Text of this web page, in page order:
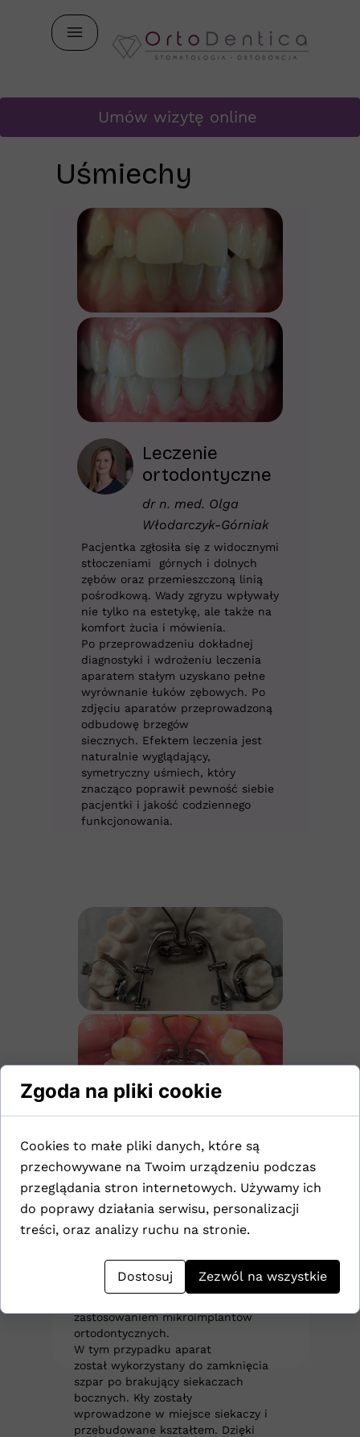
Umów wizytę online
ortodontyczne
hipodoncja
siekaczy bocznych
dr Aleksandra Świechowska
Aparat Beneslider łączy w sobie
zastosowaniem mikroimplantów
ortodontycznych.
W tym przypadku aparat
został wykorzystany do zamknięcia
szpar po brakujący siekaczach
bocznych. Kły zostały
wprowadzone w miejsce siekaczy i
przebudowane kształtem. Dzięki
Leczenie
ortodontyczne
dr n. med. Olga
Włodarczyk-Górniak
Pacjentka zgłosiła się z widocznymi
stłoczeniami górnych i dolnych
zębów oraz przemieszczoną linią
pośrodkową. Wady zgryzu wpływały
nie tylko na estetykę, ale także na
komfort żucia i mówienia.
Po przeprowadzeniu dokładnej
diagnostyki i wdrożeniu leczenia
aparatem stałym uzyskano pełne
wyrównanie łuków zębowych. Po
zdjęciu aparatów przeprowadzoną
odbudowę brzegów
siecznych. Efektem leczenia jest
naturalnie wyglądający,
symetryczny uśmiech, który
znacząco poprawił pewność siebie
pacjentki i jakość codziennego
funkcjonowania.
Uśmiechy
Zgoda na pliki cookie
Cookies to małe pliki danych, które są
przechowywane na Twoim urządzeniu podczas
przeglądania stron internetowych. Używamy ich
do poprawy działania serwisu, personalizacji
treści, oraz analizy ruchu na stronie.
Dostosuj Zezwól na wszystkie